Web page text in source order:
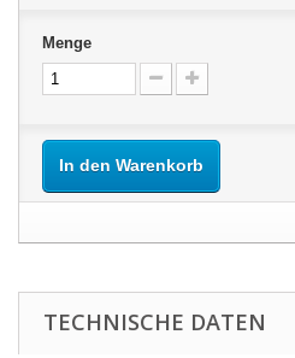
Menge
In den Warenkorb
TECHNISCHE DATEN